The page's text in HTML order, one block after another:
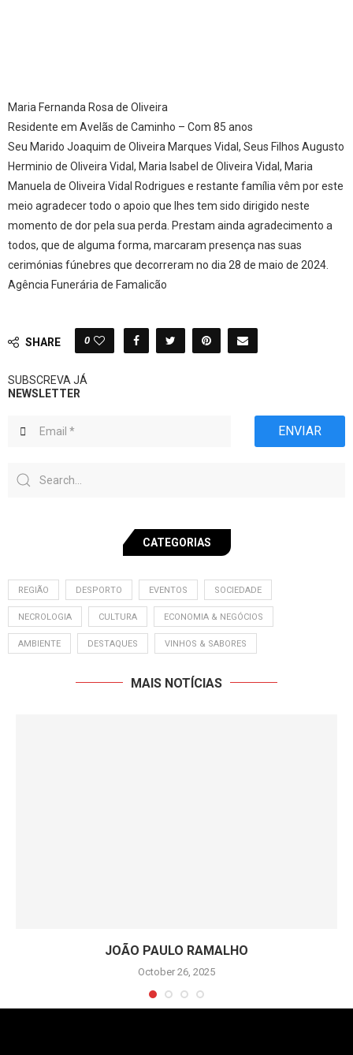
Maria Fernanda Rosa de Oliveira
Residente em Avelãs de Caminho – Com 85 anos
Seu Marido Joaquim de Oliveira Marques Vidal, Seus Filhos Augusto
Herminio de Oliveira Vidal, Maria Isabel de Oliveira Vidal, Maria
Manuela de Oliveira Vidal Rodrigues e restante família vêm por este
meio agradecer todo o apoio que lhes tem sido dirigido neste
momento de dor pela sua perda. Prestam ainda agradecimento a
todos, que de alguma forma, marcaram presença nas suas
cerimónias fúnebres que decorreram no dia 28 de maio de 2024.
Agência Funerária de Famalicão
SHARE 0
SUBSCREVA JÁ
NEWSLETTER
ENVIAR
CATEGORIAS
REGIÃO DESPORTO EVENTOS SOCIEDADE
NECROLOGIA CULTURA ECONOMIA & NEGÓCIOS
AMBIENTE DESTAQUES VINHOS & SABORES
MAIS NOTÍCIAS
JOÃO PAULO RAMALHO
October 26, 2025